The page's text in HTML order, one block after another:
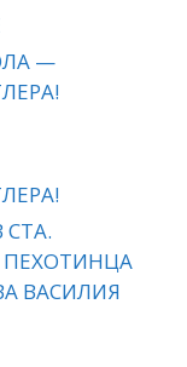
—
ВАСИЛИЯ